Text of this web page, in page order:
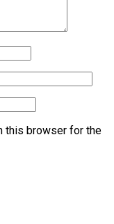
this browser for the